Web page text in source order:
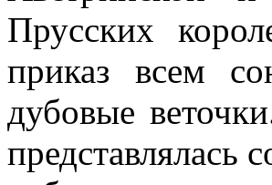
Прусских
приказ всем
дубовые
представлялась